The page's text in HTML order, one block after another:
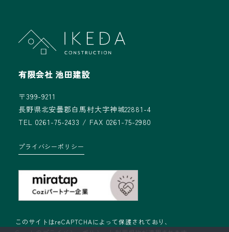
有限会社 池田建設
〒399-9211
長野県北安曇郡白馬村大字神城22881-4
TEL 0261-75-2433 / FAX 0261-75-2980
プライバシーポリシー
このサイトはreCAPTCHAによって保護されており、